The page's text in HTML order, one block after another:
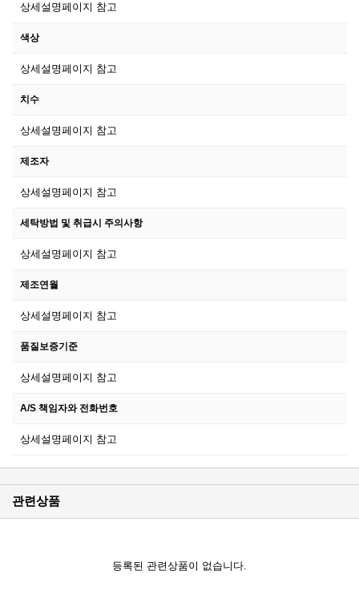
상세설명페이지 참고
색상
상세설명페이지 참고
치수
상세설명페이지 참고
제조자
상세설명페이지 참고
세탁방법 및 취급시 주의사항
상세설명페이지 참고
제조연월
상세설명페이지 참고
품질보증기준
상세설명페이지 참고
A/S 책임자와 전화번호
상세설명페이지 참고
관련상품
등록된 관련상품이 없습니다.